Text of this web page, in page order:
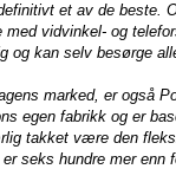
et av de beste.
vidvinkel- og
og kan selv besørge
marked, er også
egen fabrikk og er
takket være den
seks hundre mer